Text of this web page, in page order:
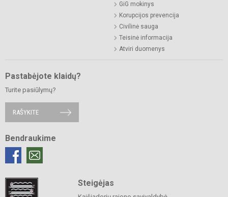
GiG mokinys
Korupcijos prevencija
Civilinė sauga
Teisinė informacija
Atviri duomenys
Pastabėjote klaidų?
Turite pasiūlymų?
RAŠYKITE
Bendraukime
Steigėjas